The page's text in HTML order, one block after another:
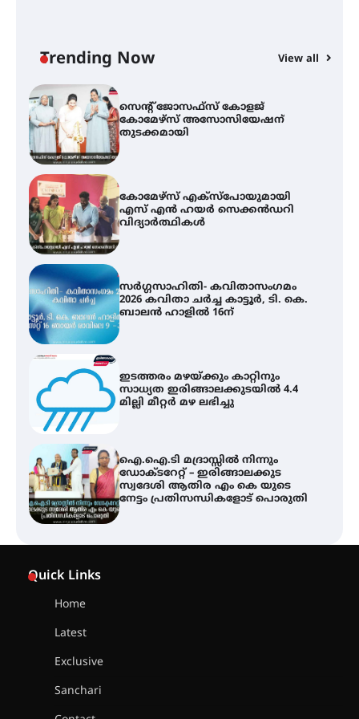
Trending Now View all
വെള്ളിയാഴ്ച സ്‌ക്രീൻ ചെയ്യുന്നു
സെന്റ് ജോസഫ്സ് കോളജ്
കോമേഴ്‌സ് അസോസിയേഷന്
തുടക്കമായി
കോമേഴ്സ് എക്സ്പോയുമായി
എസ് എൻ ഹയർ സെക്കൻഡറി
വിദ്യാർത്ഥികൾ
സർഗ്ഗസാഹിതി- കവിതാസംഗമം
2026 കവിതാ ചർച്ച കാട്ടൂർ, ടി. കെ.
ബാലൻ ഹാളിൽ 16ന്
ഇടത്തരം മഴയ്ക്കും കാറ്റിനും
സാധ്യത ഇരിങ്ങാലക്കുടയിൽ 4.4
മില്ലി മീറ്റർ മഴ ലഭിച്ചു
ഐ.ഐ.ടി മദ്രാസ്സിൽ നിന്നും
ഡോക്ടറേറ്റ് – ഇരിങ്ങാലക്കുട
സ്വദേശി ആതിര എം കെ യുടെ
നേട്ടം പ്രതിസന്ധികളോട് പൊരുതി
Quick Links
Home
Latest
Exclusive
Sanchari